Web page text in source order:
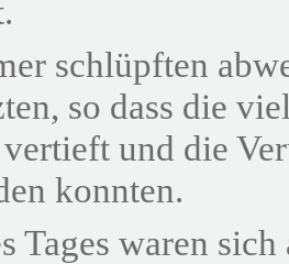
schlüpften
so dass die
und die
konnten.
Tages waren